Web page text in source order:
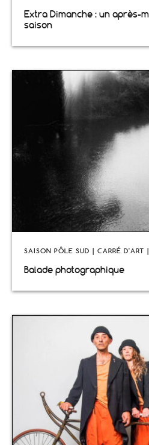
Extra Dimanche : un après-
saison
SAISON PÔLE SUD | CARRÉ D'ART
Balade photographique